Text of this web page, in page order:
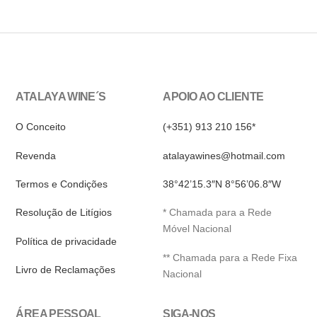
ATALAYA WINE´S
O Conceito
Revenda
Termos e Condições
Resolução de Litígios
Política de privacidade
Livro de Reclamações
APOIO AO CLIENTE
(+351) 913 210 156*
atalayawines@hotmail.com
38°42’15.3″N 8°56’06.8″W
* Chamada para a Rede
Móvel Nacional
** Chamada para a Rede Fixa
Nacional
ÁREA PESSOAL SIGA-NOS